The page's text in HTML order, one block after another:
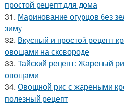
простой рецепт для дома
31. Маринование огурцов без
зиму
32. Вкусный и простой рецепт
овощами на сковороде
33. Тайский рецепт: Жареный
овощами
34. Овощной рис с жареными
полезный рецепт